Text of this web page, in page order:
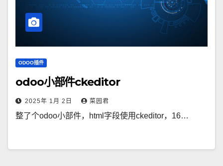
ODOO插件
odoo小部件ckeditor
2025年 1月 2日 菜园君
整了个odoo小部件，html字段使用ckeditor，16…